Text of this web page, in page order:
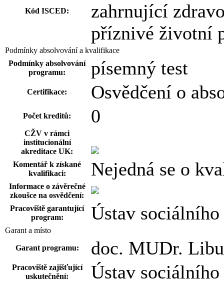
Kód ISCED:
zahrnující
příznivé životní
Podmínky absolvování a kvalifikace
Podmínky absolvování
programu:
písemný test
Certifikace: Osvědčení o
Počet kreditů: 0
CŽV v rámci
institucionální
akreditace UK:
Komentář k získané
kvalifikaci:
Nejedná se o
Informace o závěrečné
zkoušce na osvědčení:
Pracoviště garantující
program:
Ústav
Garant a místo
Garant programu: doc. MUDr.
Pracoviště zajišťující
uskutečnění:
Ústav